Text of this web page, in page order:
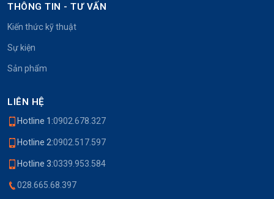
THÔNG TIN - TƯ VẤN
Kiến thức kỹ thuật
Sự kiện
Sản phẩm
LIÊN HỆ
Hotline 1:0902.678.327
Hotline 2:0902.517.597
Hotline 3:0339.953.584
028.665.68.397